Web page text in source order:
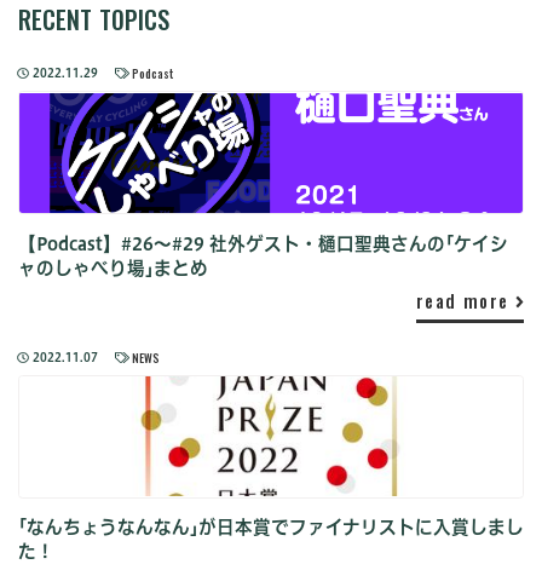
RECENT TOPICS
2022.11.29 Podcast
【Podcast】#26〜#29 社外ゲスト・樋口聖典さんの｢ケイシ
ャのしゃべり場｣まとめ
read more
2022.11.07 NEWS
｢なんちょうなんなん｣が日本賞でファイナリストに入賞しまし
た！